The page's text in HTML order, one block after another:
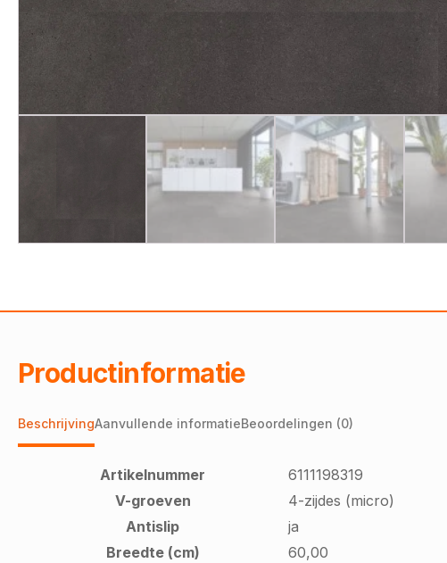
Productinformatie
BeschrijvingAanvullende informatieBeoordelingen (0)
Artikelnummer
6111198319
V-groeven
4-zijdes (micro)
Antislip
ja
Breedte (cm)
60,00